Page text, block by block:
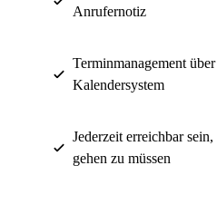
Anrufernotiz
Terminmanagement
Kalendersystem
Jederzeit erreichbar
gehen zu müssen